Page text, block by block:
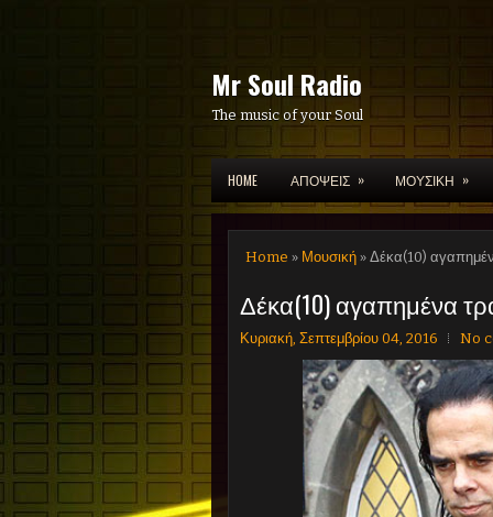
Mr Soul Radio
The music of your Soul
HOME ΑΠΟΨΕΙΣ » ΜΟΥΣΙΚΗ »
Home » Μουσική » Δέκα(10)
Δέκα(10) αγαπημένα
Κυριακή, Σεπτεμβρίου 04, 2016 No